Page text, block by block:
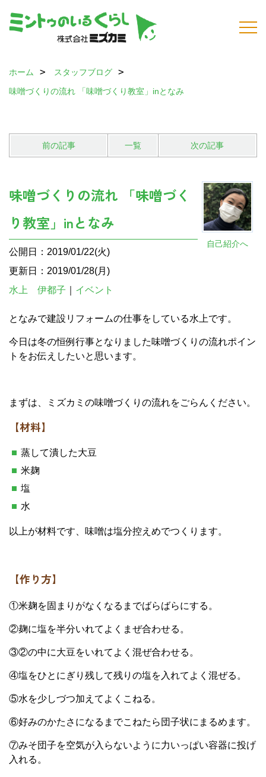
ホーム
スタッフブログ
味噌づくりの流れ 「味噌づくり教室」inとなみ
前の記事 一覧 次の記事
自己紹介へ
味噌づくりの流れ 「味噌づく
り教室」inとなみ
公開日：2019/01/22(火)
更新日：2019/01/28(月)
水上 伊都子
イベント
となみで建設リフォームの仕事をしている水上です。
今日は冬の恒例行事となりました味噌づくりの流れポイン
トをお伝えしたいと思います。
まずは、ミズカミの味噌づくりの流れをごらんください。
【材料】
蒸して潰した大豆
米麹
塩
水
以上が材料です、味噌は塩分控えめでつくります。
【作り方】
①米麹を固まりがなくなるまでばらばらにする。
②麹に塩を半分いれてよくまぜ合わせる。
③②の中に大豆をいれてよく混ぜ合わせる。
④塩をひとにぎり残して残りの塩を入れてよく混ぜる。
⑤水を少しづつ加えてよくこねる。
⑥好みのかたさになるまでこねたら団子状にまるめます。
⑦みそ団子を空気が入らないように力いっぱい容器に投げ
入れる。